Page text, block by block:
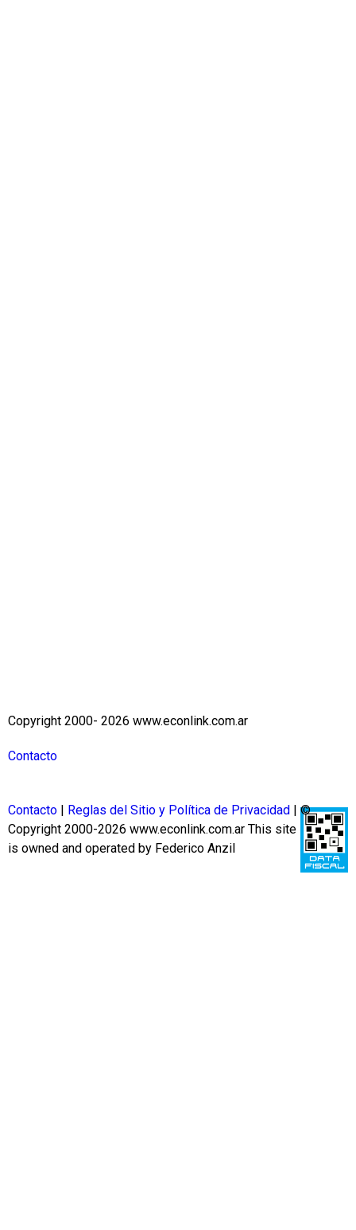
Copyright 2000- 2026 www.econlink.com.ar
Contacto
Contacto Reglas del Sitio y Política de Privacidad
| ©
Copyright 2000-2026 www.econlink.com.ar This site
is owned and operated by Federico Anzil